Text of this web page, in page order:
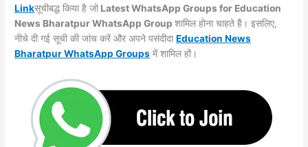
Linkसूचीबद्ध किया है जो Latest WhatsApp Groups for Education
News Bharatpur WhatsApp Groupशामिल होना चाहते हैं। इसलिए,
नीचे दी गई सूची की जांच करें और अपने पसंदीदाEducation News
Bharatpur WhatsAppGroups में शामिल हों।